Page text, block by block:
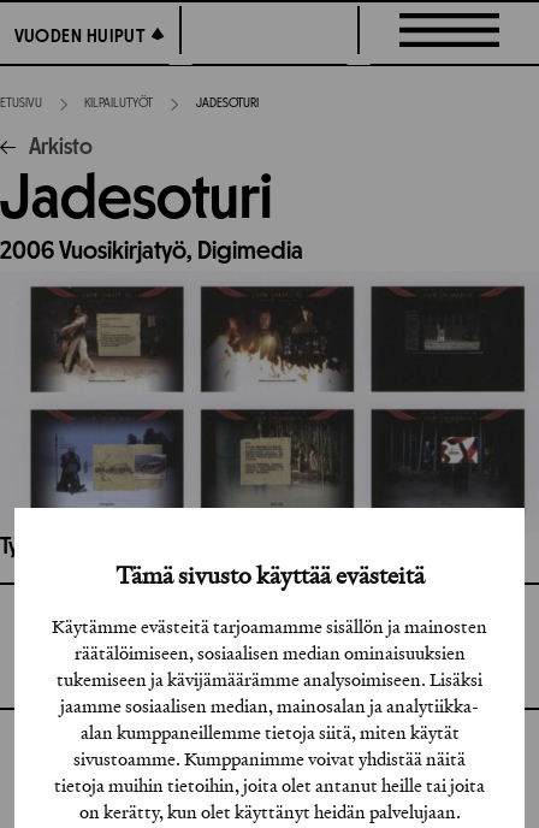
Tämä sivusto käyttää evästeitä
Käytämme evästeitä tarjoamamme sisällön ja mainosten
räätälöimiseen, sosiaalisen median ominaisuuksien
tukemiseen ja kävijämäärämme analysoimiseen. Lisäksi
jaamme sosiaalisen median, mainosalan ja analytiikka-
alan kumppaneillemme tietoja siitä, miten käytät
sivustoamme. Kumppanimme voivat yhdistää näitä
tietoja muihin tietoihin, joita olet antanut heille tai joita
on kerätty, kun olet käyttänyt heidän palvelujaan.
suoraan
sisältöön
VUODEN HUIPUT
VUODEN HUIPUT
ETUSIVU KILPAILUTYÖT JADESOTURI
Arkisto
Jadesoturi
2006Vuosikirjatyö, Digimedia
Työhön osallistuneet henkilöt / tahot:
GRAFIA RY
GRAFIA(AT)GRAFIA.FI
UUDENMAANKATU 11 B 9,
INSTAGRAM
LINKEDIN